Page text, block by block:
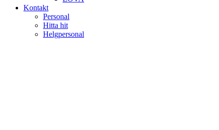
Kontakt
Personal
Hitta hit
Helgpersonal